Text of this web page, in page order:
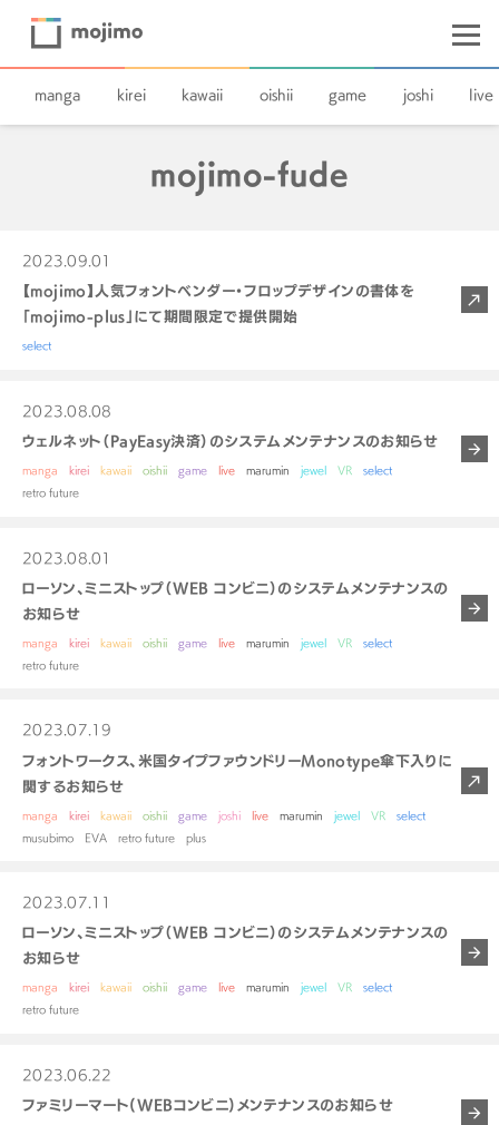
manga kirei kawaii oishii game joshi live
mojimo-fude
2023.09.01
select
【mojimo】人気フォントベンダー・フロップデザインの書体を
「mojimo-plus」にて期間限定で提供開始
2023.08.08
manga kirei kawaii oishii game live marumin jewel VR
select
retro future
ウェルネット（PayEasy決済）のシステムメンテナンスのお知らせ
2023.08.01
manga kirei kawaii oishii game live marumin jewel VR
select
retro future
ローソン、ミニストップ（WEB コンビニ）のシステムメンテナンスの
お知らせ
2023.07.19
manga kirei kawaii oishii game joshi live marumin jewel VR
select
musubimo
EVA retro future plus
フォントワークス、米国タイプファウンドリーMonotype傘下入りに
関するお知らせ
2023.07.11
manga kirei kawaii oishii game live marumin jewel VR
select
retro future
ローソン、ミニストップ（WEB コンビニ）のシステムメンテナンスの
お知らせ
2023.06.22
ファミリーマート(WEBコンビニ)メンテナンスのお知らせ